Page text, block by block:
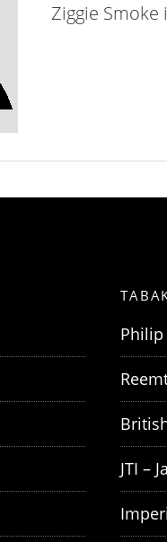
Ziggie Smoke
Philip
JTI –